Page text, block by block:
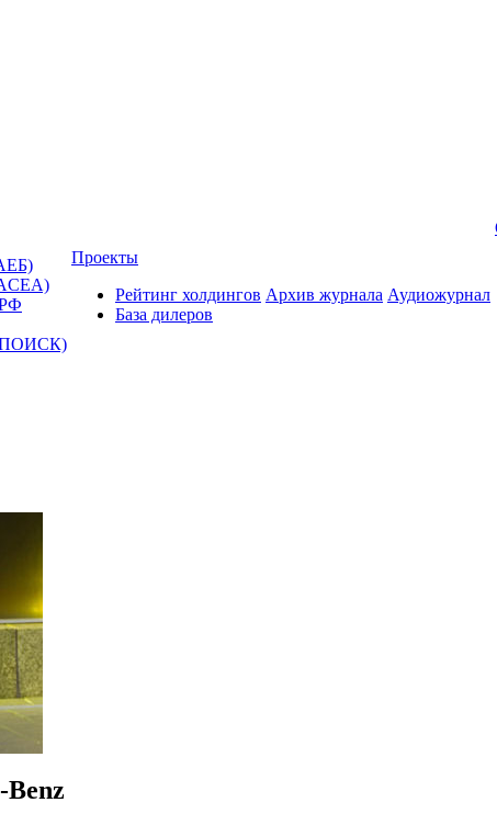
ПОИСК)
Проекты
Рейтинг холдингов
База дилеров
Архив журнала Аудиожурнал
Benz